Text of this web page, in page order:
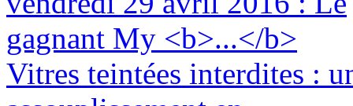
Vitres teintées interdites :